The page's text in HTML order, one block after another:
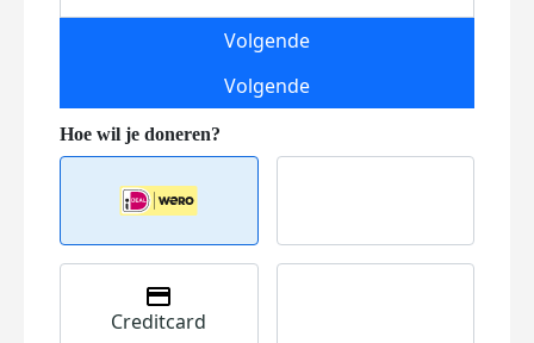
Volgende
Volgende
Creditcard